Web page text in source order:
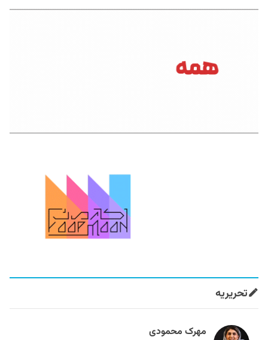
تحریریه
مهرک محمودی